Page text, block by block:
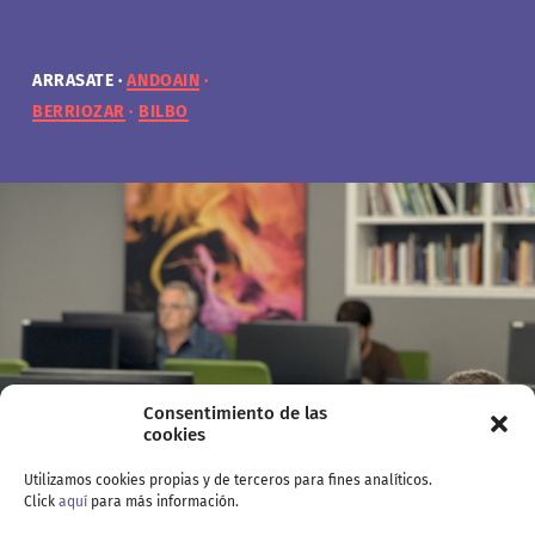
Consentimiento de las
cookies
Utilizamos cookies propias y de terceros para fines analíticos.
Click aquí para más información.
ARRASATE
ANDOAIN
BERRIOZAR
BILBO
ARRASATE
ANDOAIN
BERRIOZAR
BILBO
ARRASATE
ANDOAIN
BERRIOZAR
BILBO
ARRASATE
ANDOAIN
BERRIOZAR
BILBO